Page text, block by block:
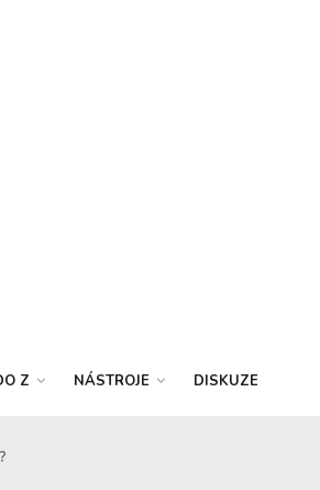
Z NÁSTROJE DISKUZE